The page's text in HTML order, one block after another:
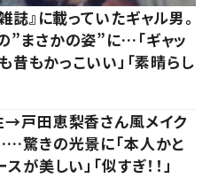
』に載っていたギャル男。
”まさかの姿”に…「ギャッ
も昔もかっこいい」「素晴らし
→戸田恵梨香さん風メイク
驚きの光景に「本人かと
が美しい」「似すぎ！！」